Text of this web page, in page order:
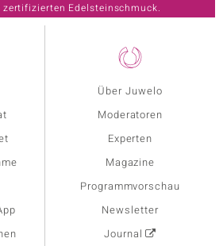
Über Juwelo
Moderatoren
Experten
Magazine
Programmvorschau
Newsletter
Journal
Edelsteinschmuck.